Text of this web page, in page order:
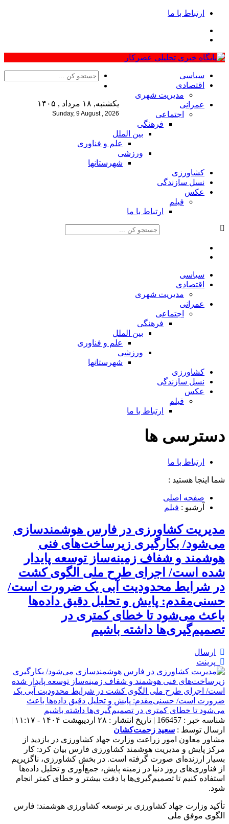
ارتباط با ما
یکشنبه, ۱۸ مرداد , ۱۴۰۵
Sunday, 9 August , 2026
سیاسی
اقتصادی
مدیریت شهری
عمرانی
اجتماعی
فرهنگی
بین الملل
علم و فناوری
ورزشی
شهرستانها
کشاورزی
نسل سازندگی
عکس
فیلم
ارتباط با ما
سیاسی
اقتصادی
مدیریت شهری
عمرانی
اجتماعی
فرهنگی
بین الملل
علم و فناوری
ورزشی
شهرستانها
کشاورزی
نسل سازندگی
عکس
فیلم
ارتباط با ما
دسترسی ها
ارتباط با ما
شما اینجا هستید :
صفحه اصلی
آرشیو : فیلم
مدیریت کشاورزی در فارس هوشمندسازی
می‌شود/ بکارگیری زیرساخت‌های فنی
هوشمند و شفاف زمینه‌ساز توسعه پایدار
شده است/ اجرای طرح ملی الگوی کشت
در شرایط محدودیت آبی یک ضرورت است/
حسنی‌مقدم: پایش و تحلیل دقیق داده‌ها
باعث می‌شود تا خطای کمتری در
تصمیم‌گیری‌ها داشته باشیم
ارسال
پرینت
شناسه خبر : 166457 | تاریخ انتشار : ۲۸ اردیبهشت ۱۴۰۴ - ۱۱:۱۷ |
ارسال توسط : سعید زحمت‌کشان
مشاور معاون امور زراعت وزارت جهاد کشاورزی در بازدید از
مرکز پایش و مدیریت هوشمند کشاورزی فارس بیان کرد: کار
بسیار ارزنده‌ای صورت گرفته است. در بخش کشاورزی، ناگزیریم
از فناوری‌های روز دنیا در زمینه پایش، جمع‌آوری و تحلیل داده‌ها
استفاده کنیم تا تصمیم‌گیری‌ها با دقت بیشتر و خطای کمتر انجام
شود.
تأکید وزارت جهاد کشاورزی بر توسعه کشاورزی هوشمند: فارس
الگوی موفق ملی